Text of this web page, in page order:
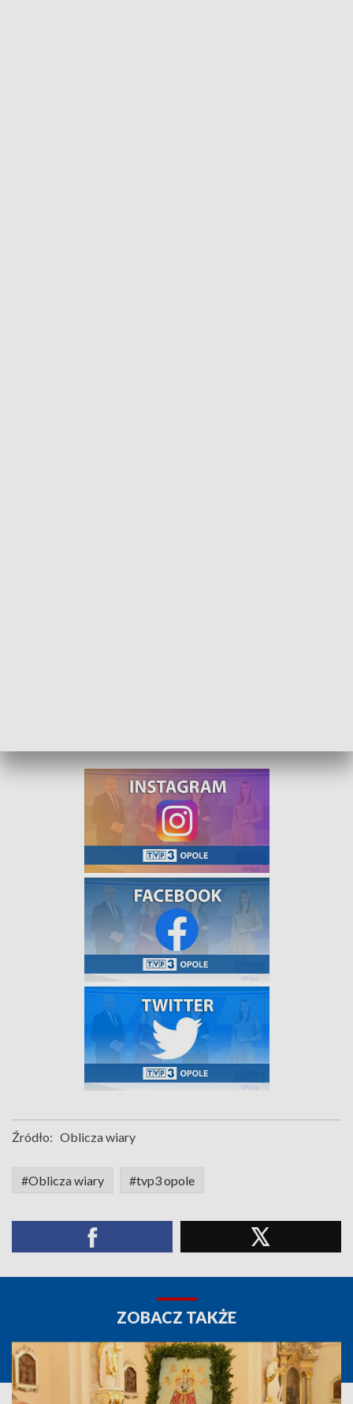
Źródło: Oblicza wiary
#Oblicza wiary #tvp3 opole
ZOBACZ TAKŻE